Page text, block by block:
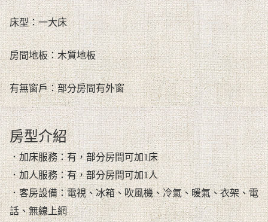
床型：一大床
房間地板：木質地板
有無窗戶：部分房間有外窗
房型介紹
．加床服務：有，部分房間可加1床
．加人服務：有，部分房間可加1人
．客房設備：電視、冰箱、吹風機、冷氣、暖氣、衣架、電
話、無線上網